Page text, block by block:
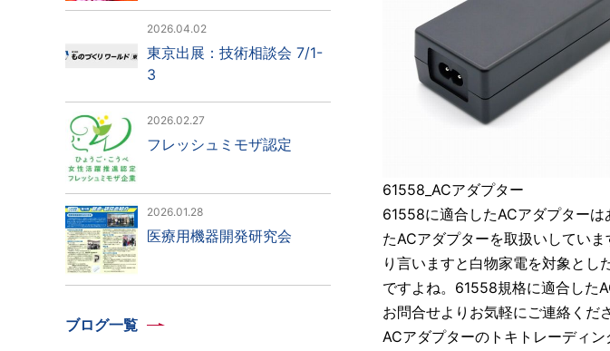
61558_ACアダプター
61558に適合したACアダプター
たACアダプターを取扱いしてい
り言いますと白物家電を対象とし
ですよね。61558規格に適合した
お問合せよりお気軽にご連絡くださ
ACアダプターのトキトレーディン
2026.04.02
東京出展：技術相談会 7/1-
3
2026.02.27
フレッシュミモザ認定
2026.01.28
医療用機器開発研究会
ブログ一覧